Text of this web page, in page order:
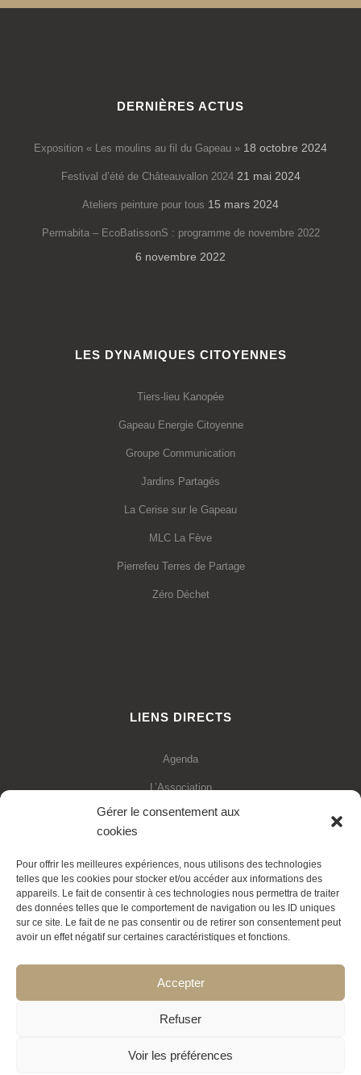
Gérer le consentement aux
cookies
Pour offrir les meilleures expériences, nous utilisons des technologies
telles que les cookies pour stocker et/ou accéder aux informations des
appareils. Le fait de consentir à ces technologies nous permettra de traiter
des données telles que le comportement de navigation ou les ID uniques
sur ce site. Le fait de ne pas consentir ou de retirer son consentement peut
avoir un effet négatif sur certaines caractéristiques et fonctions.
Accepter
Refuser
Voir les préférences
DERNIÈRES ACTUS
Exposition « Les moulins au fil du Gapeau » 18 octobre 2024
Festival d’été de Châteauvallon 2024 21 mai 2024
Ateliers peinture pour tous 15 mars 2024
Permabita – EcoBatissonS : programme de novembre 2022
6 novembre 2022
LES DYNAMIQUES CITOYENNES
Tiers-lieu Kanopée
Gapeau Energie Citoyenne
Groupe Communication
Jardins Partagés
La Cerise sur le Gapeau
MLC La Fève
Pierrefeu Terres de Partage
Zéro Déchet
LIENS DIRECTS
Agenda
L’Association
Financements
Adhésion en ligne
Faire un don déductible
Contactez-nous
Politique de cookies